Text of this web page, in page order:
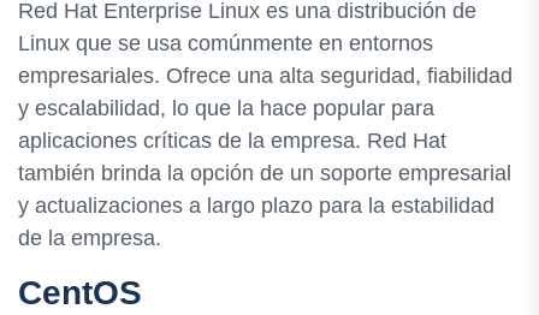
Red Hat Enterprise Linux es una distribución de
Linux que se usa comúnmente en entornos
empresariales. Ofrece una alta seguridad, fiabilidad
y escalabilidad, lo que la hace popular para
aplicaciones críticas de la empresa. Red Hat
también brinda la opción de un soporte empresarial
y actualizaciones a largo plazo para la estabilidad
de la empresa.
CentOS